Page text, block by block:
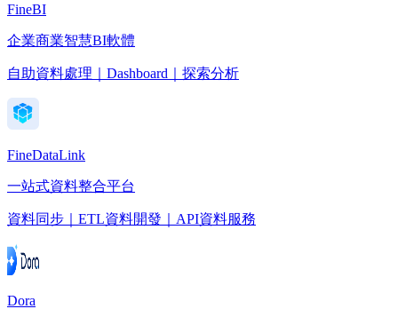
FineBI
企業商業智慧BI軟體
自助資料處理｜Dashboard｜探索分析
FineDataLink
一站式資料整合平台
資料同步｜ETL資料開發｜API資料服務
Dora